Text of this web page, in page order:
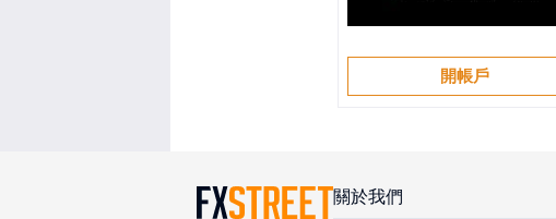
開帳戶
關於我們